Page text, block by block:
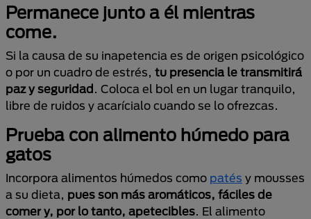
Permanece junto a él mientras
come.
Si la causa de su inapetencia es de origen psicológico
o por un cuadro de estrés, tu presencia le transmitirá
paz y seguridad. Coloca el bol en un lugar tranquilo,
libre de ruidos y acarícialo cuando se lo ofrezcas.
Prueba con alimento húmedo para
gatos
Incorpora alimentos húmedos como patés y mousses
a su dieta, pues son más aromáticos, fáciles de
comer y, por lo tanto, apetecibles. El alimento